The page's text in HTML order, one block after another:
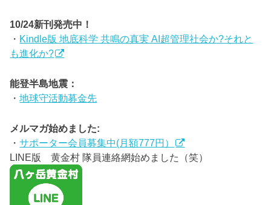
10/24新刊発売中！
・ Kindle版 地底科学 共鳴の真実 AI超管理社会か?それと
も進化か?
能登半島地震：
・地球守活動募金先
メルマガ始めました:
・サポーター会員募集中(月額777円）
LINE版 黄金村 隊員連絡網始めました（笑）